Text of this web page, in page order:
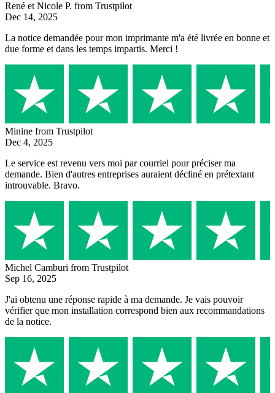
René et Nicole P. from Trustpilot
Dec 14, 2025
La notice demandée pour mon imprimante m'a été livrée en bonne et
due forme et dans les temps impartis. Merci !
Minine from Trustpilot
Dec 4, 2025
Le service est revenu vers moi par courriel pour préciser ma
demande. Bien d'autres entreprises auraient décliné en prétextant
introuvable. Bravo.
Michel Camburi from Trustpilot
Sep 16, 2025
J'ai obtenu une réponse rapide à ma demande. Je vais pouvoir
vérifier que mon installation correspond bien aux recommandations
de la notice.